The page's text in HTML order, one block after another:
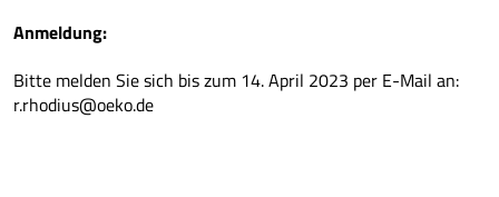
Anmeldung:
Bitte melden Sie sich bis zum 14. April 2023 per E-Mail an:
r.rhodius@oeko.de